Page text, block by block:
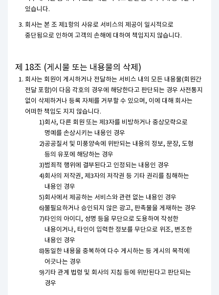
있습니다.
회사는 본 조 제1항의 사유로 서비스의 제공이 일시적으로
중단됨으로 인하여 고객의 손해에 대하여 책임지지 않습니다.
제 18조 (게시물 또는 내용물의 삭제)
회사는 회원이 게시하거나 전달하는 서비스 내의 모든 내용물(회원간
전달 포함)이 다음 각호의 경우에 해당한다고 판단되는 경우 사전통지
없이 삭제하거나 등록 자체를 거부할 수 있으며, 이에 대해 회사는
어떠한 책임도 지지 않습니다.
회사, 다른 회원 또는 제3자를 비방하거나 중상모략으로
명예를 손상시키는 내용인 경우
공공질서 및 미풍양속에 위반되는 내용의 정보, 문장, 도형
등의 유포에 해당하는 경우
범죄적 행위에 결부된다고 인정되는 내용인 경우
회사의 저작권, 제3자의 저작권 등 기타 권리를 침해하는
내용인 경우
회사에서 제공하는 서비스와 관련 없는 내용인 경우
불필요하거나 승인되지 않은 광고, 판촉물을 게재하는 경우
타인의 아이디, 성명 등을 무단으로 도용하여 작성한
내용이거나, 타인이 입력한 정보를 무단으로 위조, 변조한
내용인 경우
동일한 내용을 중복하여 다수 게시하는 등 게시의 목적에
어긋나는 경우
기타 관계 법령 및 회사의 지침 등에 위반된다고 판단되는
경우